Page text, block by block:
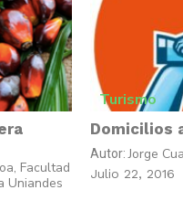
Facultad
Uniandes
Turismo
Domicilios
Autor: Jorge
Julio 22, 2016